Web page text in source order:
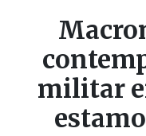
militar